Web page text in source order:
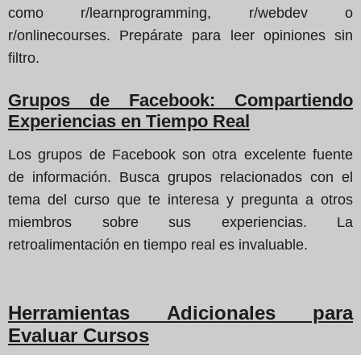
como r/learnprogramming, r/webdev o
r/onlinecourses. Prepárate para leer opiniones sin
filtro.
Grupos de Facebook: Compartiendo
Experiencias en Tiempo Real
Los grupos de Facebook son otra excelente fuente
de información. Busca grupos relacionados con el
tema del curso que te interesa y pregunta a otros
miembros sobre sus experiencias. La
retroalimentación en tiempo real es invaluable.
Herramientas Adicionales para
Evaluar Cursos